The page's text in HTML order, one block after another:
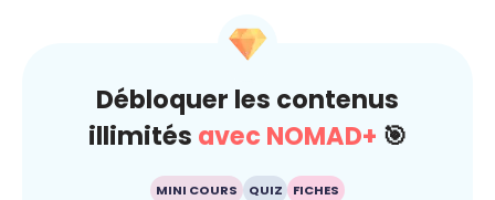
Débloquer les contenus
illimités avec NOMAD+ 🎯
MINI COURS QUIZ FICHES